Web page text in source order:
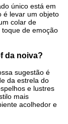
único está em
é levar um objeto
colar de
de emoção
da noiva?
sugestão é
da estrela do
e lustres
mais
acolhedor e